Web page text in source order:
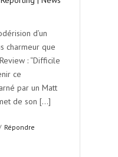
d’un
charmeur que
: “Difficile
ce
par un Matt
de son […]
Répondre